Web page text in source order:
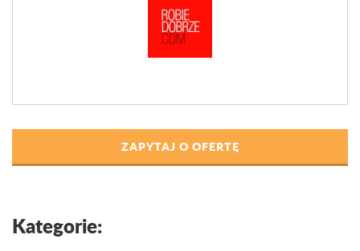
ZAPYTAJ O OFERTĘ
Kategorie: